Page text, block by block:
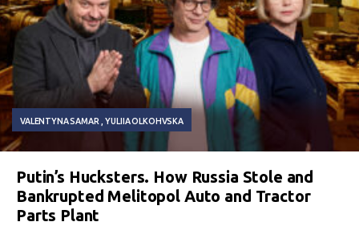
VALENTYNA SAMAR YULIIA OLKOHVSKA
Putin’s Hucksters. How Russia Stole and
Bankrupted Melitopol Auto and Tractor
Parts Plant